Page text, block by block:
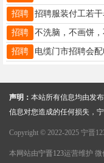
招聘
招聘
招聘 电缆门市招聘会
声明： 本站所有信息均由发
信息对您造成的任何损失，宁
Copyright © 2022-2025 宁晋
本网站由宁晋123运营维护 微